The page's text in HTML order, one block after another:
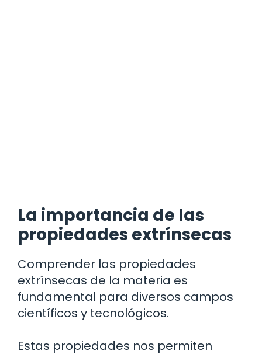
La importancia de las
propiedades extrínsecas
Comprender las propiedades
extrínsecas de la materia es
fundamental para diversos campos
científicos y tecnológicos.
Estas propiedades nos permiten